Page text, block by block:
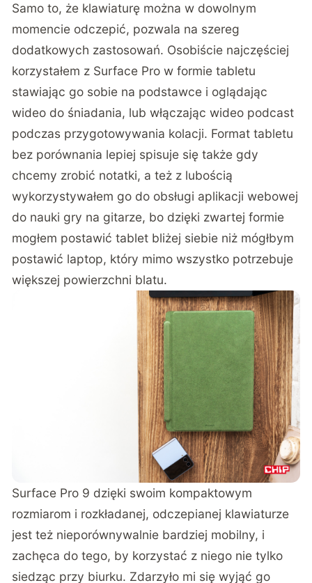
Samo to, że klawiaturę można w dowolnym
momencie odczepić, pozwala na szereg
dodatkowych zastosowań. Osobiście najczęściej
korzystałem z Surface Pro w formie tabletu
stawiając go sobie na podstawce i oglądając
wideo do śniadania, lub włączając wideo podcast
podczas przygotowywania kolacji. Format tabletu
bez porównania lepiej spisuje się także gdy
chcemy zrobić notatki, a też z lubością
wykorzystywałem go do obsługi aplikacji webowej
do nauki gry na gitarze, bo dzięki zwartej formie
mogłem postawić tablet bliżej siebie niż mógłbym
postawić laptop, który mimo wszystko potrzebuje
większej powierzchni blatu.
Surface Pro 9 dzięki swoim kompaktowym
rozmiarom i rozkładanej, odczepianej klawiaturze
jest też nieporównywalnie bardziej mobilny, i
zachęca do tego, by korzystać z niego nie tylko
siedząc przy biurku. Zdarzyło mi się wyjąć go